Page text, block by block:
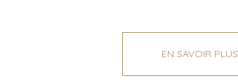
EN SAVOIR PLUS